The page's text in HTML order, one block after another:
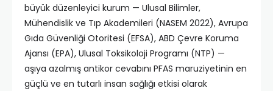
büyük düzenleyici kurum — Ulusal Bilimler,
Mühendislik ve Tıp Akademileri (NASEM 2022), Avrupa
Gıda Güvenliği Otoritesi (EFSA), ABD Çevre Koruma
Ajansı (EPA), Ulusal Toksikoloji Programı (NTP) —
aşıya azalmış antikor cevabını PFAS maruziyetinin en
güçlü ve en tutarlı insan sağlığı etkisi olarak